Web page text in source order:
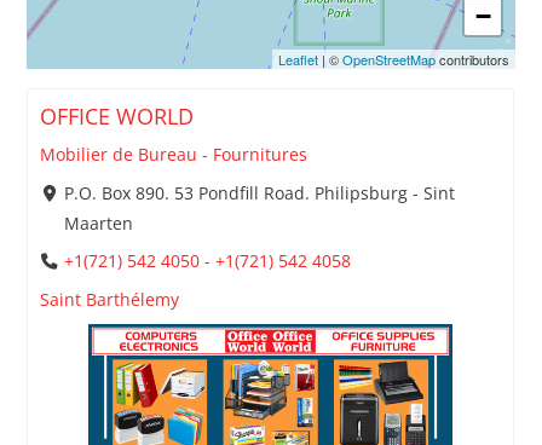
OFFICE WORLD
Mobilier de Bureau - Fournitures
P.O. Box 890. 53 Pondfill Road. Philipsburg - Sint
Maarten
+1(721) 542 4050 - +1(721) 542 4058
Saint Barthélemy
−
Leaflet| ©OpenStreetMapcontributors